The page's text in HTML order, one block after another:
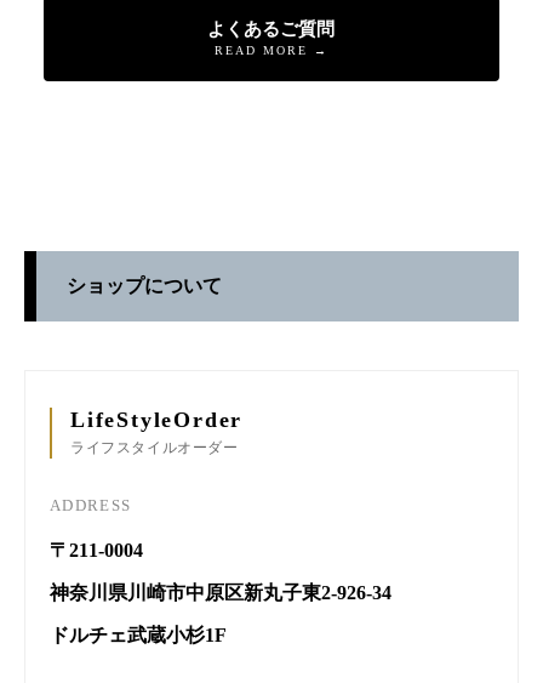
よくあるご質問
READ MORE →
ショップについて
LifeStyleOrder
ライフスタイルオーダー
ADDRESS
〒211-0004
神奈川県川崎市中原区新丸子東2-926-34
ドルチェ武蔵小杉1F